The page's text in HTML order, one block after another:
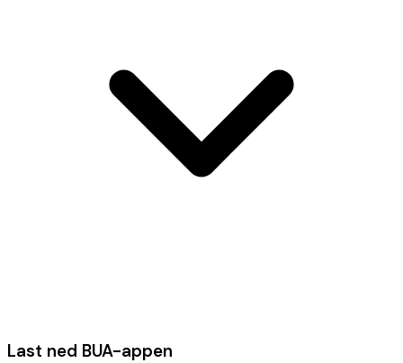
Last ned BUA-appen